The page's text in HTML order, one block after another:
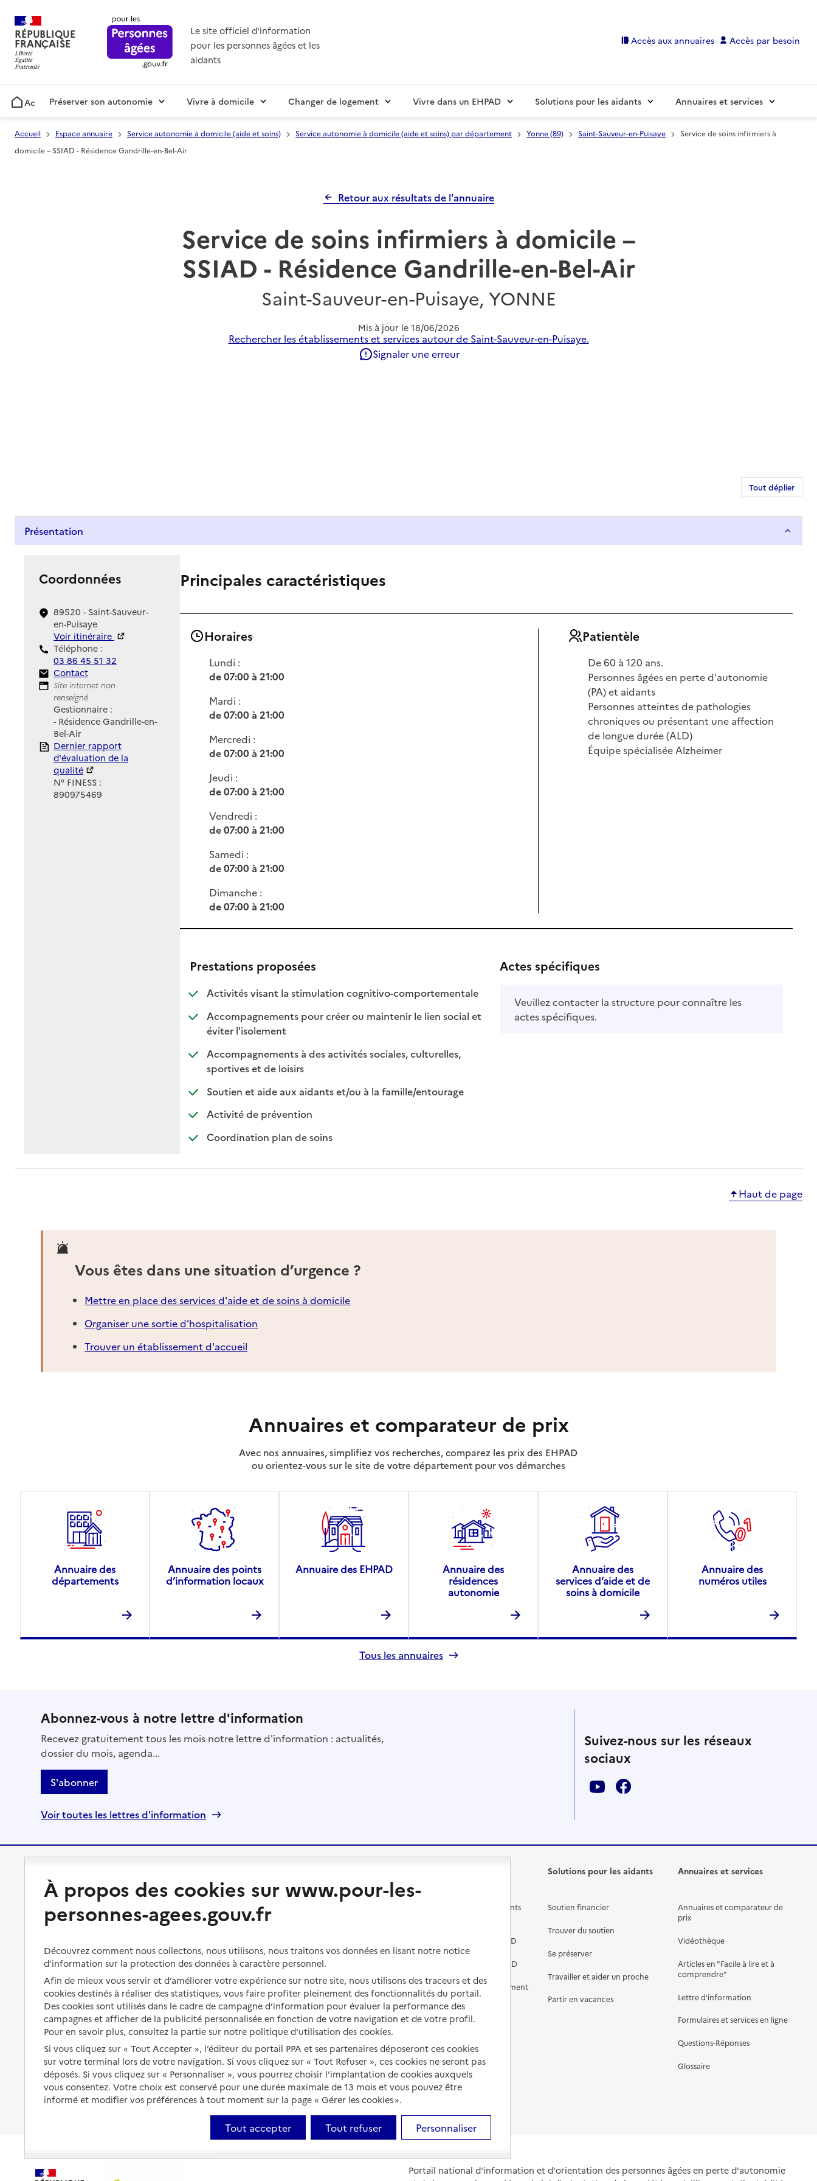
RÉPUBLIQUE
FRANÇAISE
Le site officiel d'information
pour les personnes âgées et les
aidants
Accès aux annuaires Accès par besoin
AccueilPréserver son autonomie Vivre à domicile Changer de logement Vivre dans un EHPAD Solutions pour les aidants Annuaires et services
Accueil Espace annuaire Service autonomie à domicile (aide et soins) Service autonomie à domicile (aide et soins) par département Yonne (89) Saint-Sauveur-en-Puisaye
Service de soins infirmiers à
domicile – SSIAD - Résidence Gandrille-en-Bel-Air
Retour aux résultats de l'annuaire
Service de soins infirmiers à domicile –
SSIAD - Résidence Gandrille-en-Bel-Air
Saint-Sauveur-en-Puisaye, YONNE
Mis à jour le 18/06/2026
Rechercher les établissements et services autour de Saint-Sauveur-en-Puisaye.
Signaler une erreur
Tout déplier
Présentation
Coordonnées
89520 - Saint-Sauveur-
en-Puisaye
Voir itinéraire
Téléphone :
03 86 45 51 32
Contact
Contact
Site Internet
Site internet non
renseigné
Gestionnaire :
- Résidence Gandrille-en-
Bel-Air
Rapport HAS
Dernier rapport
d'évaluation de la
qualité
N° FINESS :
890975469
Principales caractéristiques
Horaires
Lundi :
de 07:00 à 21:00
Mardi :
de 07:00 à 21:00
Mercredi :
de 07:00 à 21:00
Jeudi :
de 07:00 à 21:00
Vendredi :
de 07:00 à 21:00
Samedi :
de 07:00 à 21:00
Dimanche :
de 07:00 à 21:00
Patientèle
De 60 à 120 ans.
Personnes âgées en perte d'autonomie
(PA) et aidants
Personnes atteintes de pathologies
chroniques ou présentant une affection
de longue durée (ALD)
Équipe spécialisée Alzheimer
Prestations proposées
Activités visant la stimulation cognitivo-comportementale: disponible
: non disponible
Accompagnements pour créer ou maintenir le lien social et
éviter l'isolement: disponible
: non disponible
Accompagnements à des activités sociales, culturelles,
sportives et de loisirs: disponible
: non disponible
Soutien et aide aux aidants et/ou à la famille/entourage: disponible
: non disponible
Activité de prévention: disponible
: non disponible
Coordination plan de soins: disponible
: non disponible
Actes spécifiques
Veuillez contacter la structure pour connaître les
actes spécifiques.
Haut de page
Vous êtes dans une situation d’urgence ?
Mettre en place des services d'aide et de soins à domicile
Organiser une sortie d'hospitalisation
Trouver un établissement d'accueil
Annuaires et comparateur de prix
Avec nos annuaires, simplifiez vos recherches, comparez les prix des EHPAD
ou orientez-vous sur le site de votre département pour vos démarches
Annuaire des
départements
Annuaire des points
d’information locaux
Annuaire des EHPAD
Annuaire des
résidences
autonomie
Annuaire des
services d’aide et de
soins à domicile
Annuaire des
numéros utiles
Tous les annuaires
Abonnez-vous à notre lettre d'information
Recevez gratuitement tous les mois notre lettre d'information : actualités,
dossier du mois, agenda...
S'abonner
Voir toutes les lettres d'information
Suivez-nous sur les réseaux
sociaux
et droits
s'équiper
santé
Organiser à l'avance sa propre
protection
Les mesures de protection
Les obligations de la famille
À qui s’adresser ?
Aides financières
Solutions d'accueil temporaire
Partager son logement
Vivre à domicile avec une
maladie ou un handicap
Être hospitalisé
Fin de vie à domicile
Vivre chez un proche
Vivre en accueil familial
Autres solutions de logement
Les différents établissements
Préparer l'entrée en EHPAD
Aides financières en EHPAD
Prévention, accompagnement
et soins
Comprendre les prix en
Droits en EHPAD
Fin de vie en EHPAD
Solutions pour les aidants
Soutien financier
Trouver du soutien
Se préserver
Travailler et aider un proche
Partir en vacances
Annuaires et services
Annuaires et comparateur de
prix
Vidéothèque
Articles en "Facile à lire et à
comprendre"
Lettre d'information
Formulaires et services en ligne
Questions-Réponses
Glossaire
Portail national d'information et d'orientation des personnes âgées en perte d'autonomie
À propos des cookies sur www.pour-les-
personnes-agees.gouv.fr
Découvrez comment nous collectons, nous utilisons, nous traitons vos données en lisant notre notice
d’information sur la protection des données à caractère personnel.
Afin de mieux vous servir et d’améliorer votre expérience sur notre site, nous utilisons des traceurs et des
cookies destinés à réaliser des statistiques, vous faire profiter pleinement des fonctionnalités du portail.
Des cookies sont utilisés dans le cadre de campagne d’information pour évaluer la performance des
campagnes et afficher de la publicité personnalisée en fonction de votre navigation et de votre profil.
Pour en savoir plus, consultez la partie sur notre politique d'utilisation des cookies.
Si vous cliquez sur « Tout Accepter », l’éditeur du portail PPA et ses partenaires déposeront ces cookies
sur votre terminal lors de votre navigation. Si vous cliquez sur « Tout Refuser », ces cookies ne seront pas
déposés. Si vous cliquez sur « Personnaliser », vous pourrez choisir l’implantation de cookies auxquels
vous consentez. Votre choix est conservé pour une durée maximale de 13 mois et vous pouvez être
informé et modifier vos préférences à tout moment sur la page « Gérer les cookies ».
Tout accepter Tout refuser Personnaliser